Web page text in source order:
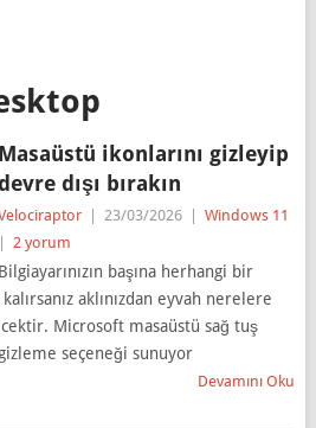
Masaüstü ikonlarını gizleyip
devre dışı bırakın
23/03/2026
Windows 11
2 yorum
Bilgiayarınızın başına herhangi bir
aklınızdan eyvah nerelere
Microsoft masaüstü sağ tuş
seçeneği sunuyor
Devamını Oku